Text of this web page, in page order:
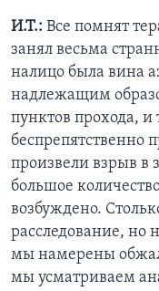
И.Т.: Все помнят
занял весьма
налицо была вина
надлежащим
пунктов прохода, и
беспрепятственно
произвели взрыв в
большое
возбуждено.
расследование, но
мы намерены
мы усматриваем